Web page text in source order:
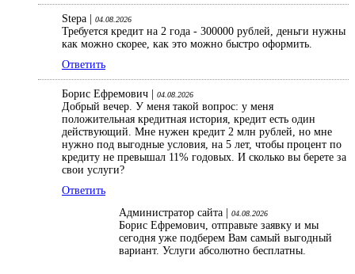
Stepa | 04.08.2026
Требуется кредит на 2 года - 300000 рублей, деньги нужны
как можно скорее, как это можно быстро оформить.
Ответить
Борис Ефремович | 04.08.2026
Добрый вечер. У меня такой вопрос: у меня
положительная кредитная история, кредит есть один
действующий. Мне нужен кредит 2 млн рублей, но мне
нужно под выгодные условия, на 5 лет, чтобы процент по
кредиту не превышал 11% годовых. И сколько вы берете за
свои услуги?
Ответить
Администратор сайта |
04.08.2026
Борис Ефремович, отправьте заявку и мы
сегодня уже подберем Вам самый выгодный
вариант. Услуги абсолютно бесплатны.